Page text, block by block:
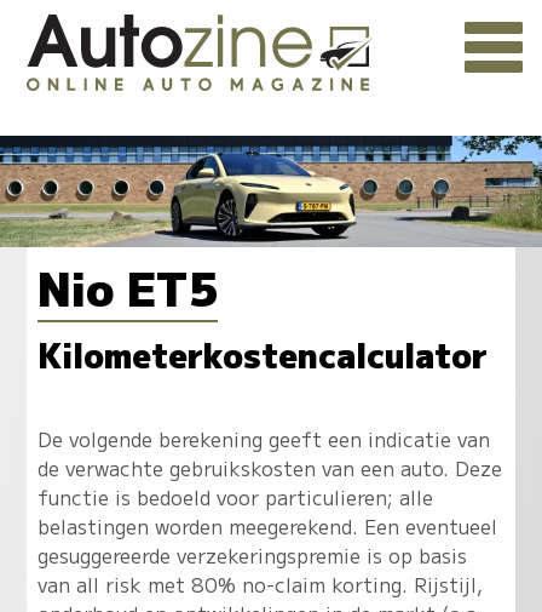
Nio ET5
Kilometerkostencalculator
De volgende berekening geeft een indicatie van
de verwachte gebruikskosten van een auto. Deze
functie is bedoeld voor particulieren; alle
belastingen worden meegerekend. Een eventueel
gesuggereerde verzekeringspremie is op basis
van all risk met 80% no-claim korting. Rijstijl,